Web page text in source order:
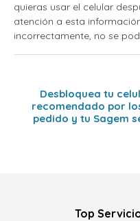
quieras usar el celular
atención a esta
incorrectamente, no se
Desbloquea tu
recomendado por
pedido y tu Sagem
Top